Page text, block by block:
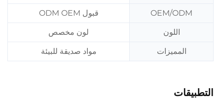
OEM/ODM قبول ODM OEM
اللون لون مخصص
المميزات مواد صديقة للبيئة
التطبيقات